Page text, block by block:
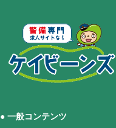
● 一般コンテンツ